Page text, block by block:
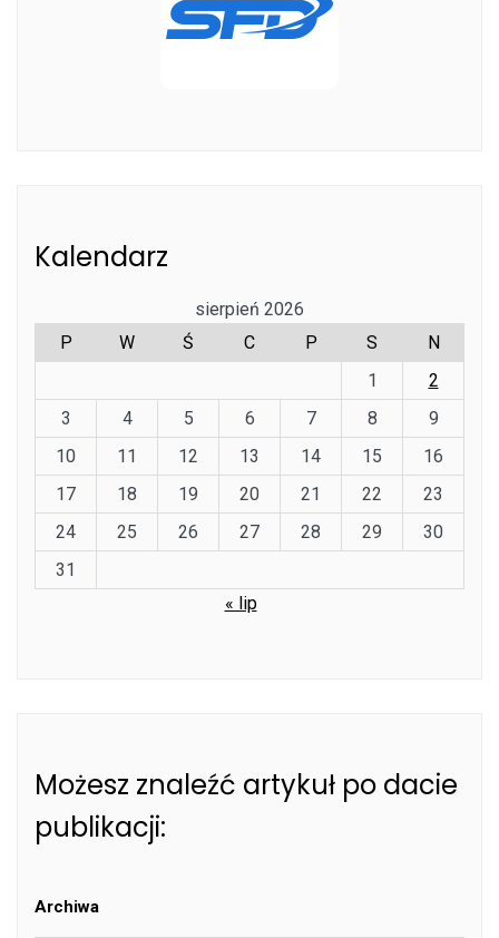
Kalendarz
sierpień 2026
P
W Ś C P S
N
1
2
3
4 5 6 7 8
9
10
11 12 13 14 15
16
17
18 19 20 21 22
23
24
25 26 27 28 29
30
31
« lip
Możesz znaleźć artykuł po dacie
publikacji:
Archiwa